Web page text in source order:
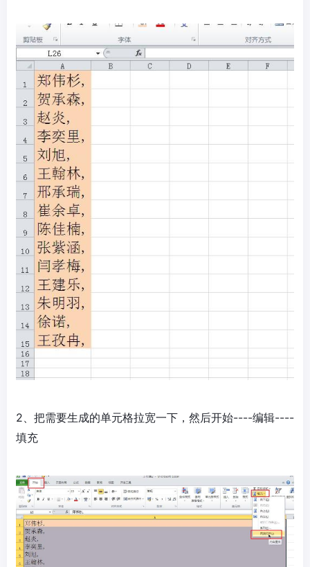
2、把需要生成的单元格拉宽一下，然后开始----编辑----
填充